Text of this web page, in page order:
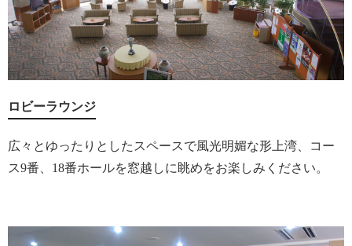
ロビーラウンジ
広々とゆったりとしたスペースで風光明媚な形上湾、コー
ス9番、18番ホールを窓越しに眺めをお楽しみください。